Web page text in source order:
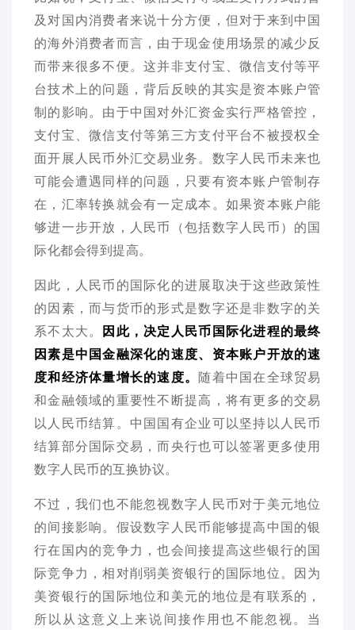
及对国内消费者来说十分方便，但对于来到中国
的海外消费者而言，由于现金使用场景的减少反
而带来很多不便。这并非支付宝、微信支付等平
台技术上的问题，背后反映的其实是资本账户管
制的影响。由于中国对外汇资金实行严格管控，
支付宝、微信支付等第三方支付平台不被授权全
面开展人民币外汇交易业务。数字人民币未来也
可能会遭遇同样的问题，只要有资本账户管制存
在，汇率转换就会有一定成本。如果资本账户能
够进一步开放，人民币（包括数字人民币）的国
际化都会得到提高。
因此，人民币的国际化的进展取决于这些政策性
的因素，而与货币的形式是数字还是非数字的关
系不太大。 因此， 决定人民币国际化进程的最终
因素是中国金融深化的速度、资本账户开放的速
度和经济体量增长的速度。随着中国在全球贸易
和金融领域的重要性不断提高，将有更多的交易
以人民币结算。中国国有企业可以坚持以人民币
结算部分国际交易，而央行也可以签署更多使用
数字人民币的互换协议。
不过，我们也不能忽视数字人民币对于美元地位
的间接影响。假设数字人民币能够提高中国的银
行在国内的竞争力，也会间接提高这些银行的国
际竞争力，相对削弱美资银行的国际地位。因为
美资银行的国际地位和美元的地位是有联系的，
所以从这意义上来说间接作用也不能忽视。当